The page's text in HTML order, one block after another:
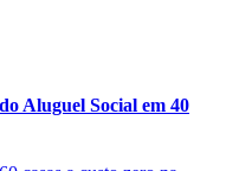
Aluguel Social em 40